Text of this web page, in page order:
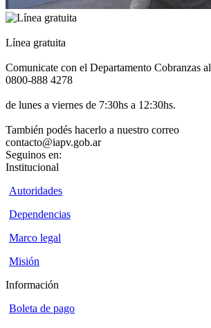
Línea gratuita
Comunicate con el Departamento Cobranzas al
0800-888 4278
de lunes a viernes de 7:30hs a 12:30hs.
También podés hacerlo a nuestro correo
contacto@iapv.gob.ar
Seguinos en:
Institucional
Autoridades
Dependencias
Marco legal
Misión
Información
Boleta de pago